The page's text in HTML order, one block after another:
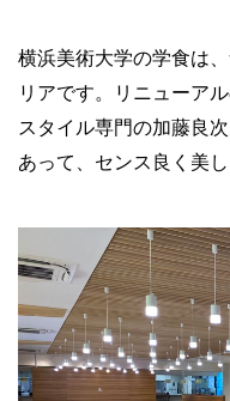
横浜美術大学の学食は
リアです。リニューア
スタイル専門の加藤良
あって、センス良く美